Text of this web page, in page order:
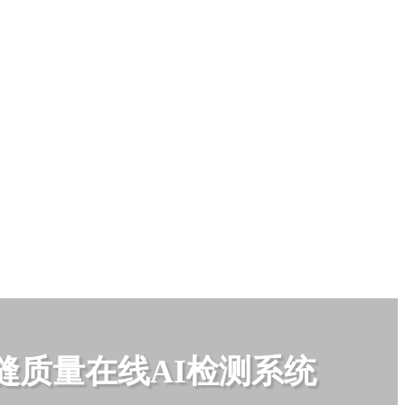
质量在线AI检测系统